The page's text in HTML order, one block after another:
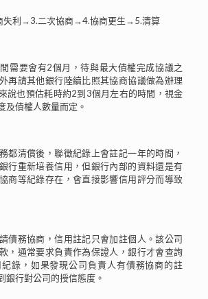
失利→3.二次協商→4.協商更生→5.清算
需要會有2個月，待與最大債權完成協議之
再請其他銀行陸續比照其協商協議做為辦理
說也預估耗時約2到3個月左右的時間，視金
及債權人數量而定。
都清償後，聯徵紀錄上會註記一年的時間，
行重新培養信用，但銀行內部的資料還是有
商等紀錄存在，會直接影響信用評分而導致
債務協商，信用註記只會加註個人。該公司
，通常要求負責作為保證人，銀行才會查詢
錄，如果發現公司負責人有債務協商的註
銀行對公司的授信態度。